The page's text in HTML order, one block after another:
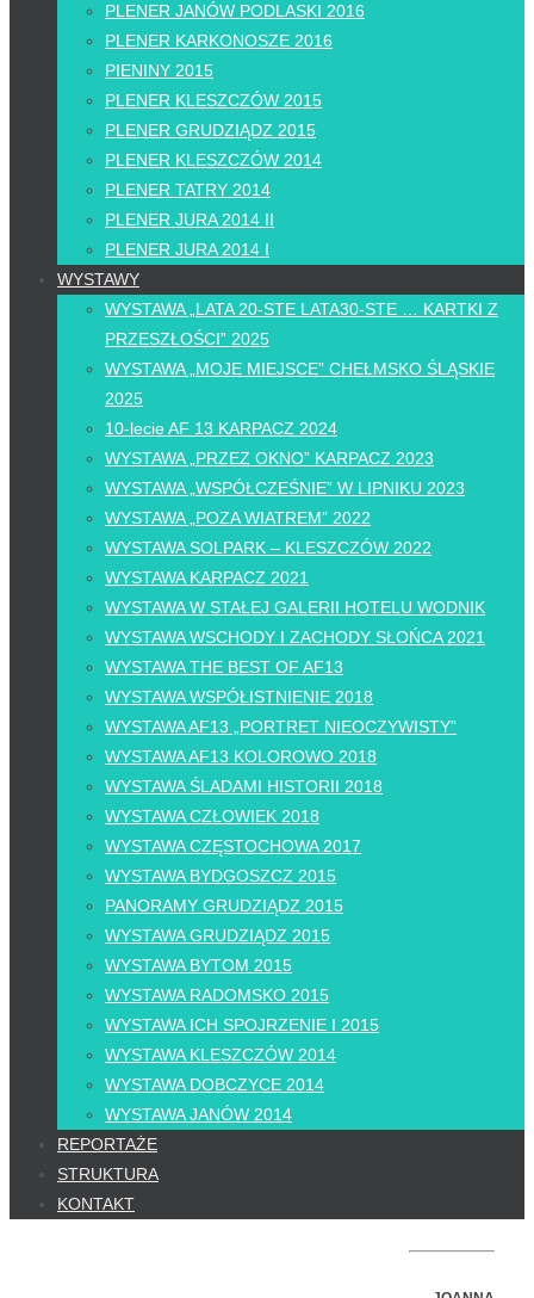
PLENER JANÓW PODLASKI 2016
PLENER KARKONOSZE 2016
PIENINY 2015
PLENER KLESZCZÓW 2015
PLENER GRUDZIĄDZ 2015
PLENER KLESZCZÓW 2014
PLENER TATRY 2014
PLENER JURA 2014 II
PLENER JURA 2014 I
WYSTAWY
WYSTAWA „LATA 20-STE LATA30-STE … KARTKI Z
PRZESZŁOŚCI” 2025
WYSTAWA „MOJE MIEJSCE” CHEŁMSKO ŚLĄSKIE
2025
10-lecie AF 13 KARPACZ 2024
WYSTAWA „PRZEZ OKNO” KARPACZ 2023
WYSTAWA „WSPÓŁCZEŚNIE” W LIPNIKU 2023
WYSTAWA „POZA WIATREM” 2022
WYSTAWA SOLPARK – KLESZCZÓW 2022
WYSTAWA KARPACZ 2021
WYSTAWA W STAŁEJ GALERII HOTELU WODNIK
WYSTAWA WSCHODY I ZACHODY SŁOŃCA 2021
WYSTAWA THE BEST OF AF13
WYSTAWA WSPÓŁISTNIENIE 2018
WYSTAWA AF13 „PORTRET NIEOCZYWISTY”
WYSTAWA AF13 KOLOROWO 2018
WYSTAWA ŚLADAMI HISTORII 2018
WYSTAWA CZŁOWIEK 2018
WYSTAWA CZĘSTOCHOWA 2017
WYSTAWA BYDGOSZCZ 2015
PANORAMY GRUDZIĄDZ 2015
WYSTAWA GRUDZIĄDZ 2015
WYSTAWA BYTOM 2015
WYSTAWA RADOMSKO 2015
WYSTAWA ICH SPOJRZENIE I 2015
WYSTAWA KLESZCZÓW 2014
WYSTAWA DOBCZYCE 2014
WYSTAWA JANÓW 2014
REPORTAŻE
STRUKTURA
KONTAKT